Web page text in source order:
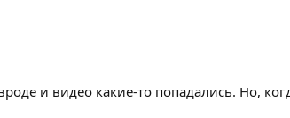
и видео какие-то попадались. Но,